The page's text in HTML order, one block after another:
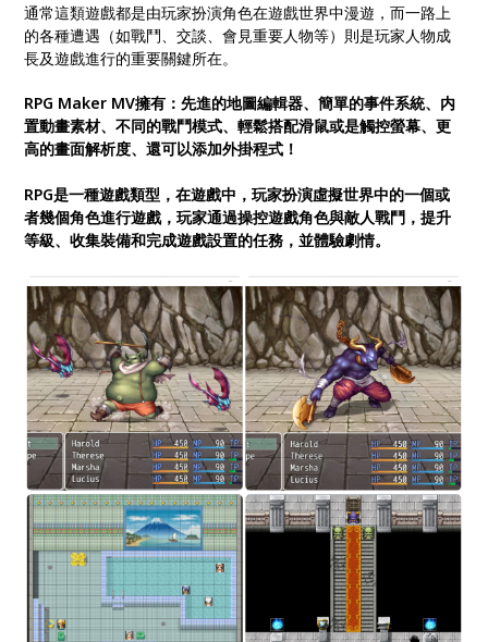
通常這類遊戲都是由玩家扮演角色在遊戲世界中漫遊，而一路上
的各種遭遇（如戰鬥、交談、會見重要人物等）則是玩家人物成
長及遊戲進行的重要關鍵所在。
RPG Maker MV擁有：先進的地圖編輯器、簡單的事件系統、内
置動畫素材、不同的戰鬥模式、輕鬆搭配滑鼠或是觸控螢幕、更
高的畫面解析度、還可以添加外掛程式！
RPG是一種遊戲類型，在遊戲中，玩家扮演虛擬世界中的一個或
者幾個角色進行遊戲，玩家通過操控遊戲角色與敵人戰鬥，提升
等級、收集裝備和完成遊戲設置的任務，並體驗劇情。